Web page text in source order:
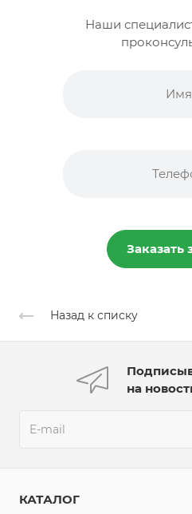
Наши
Заказать
Назад к списку
на
КАТАЛОГ